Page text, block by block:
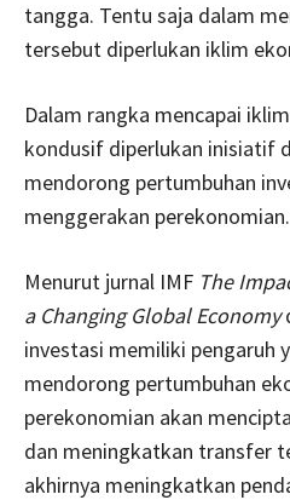
tangga. Tentu saja dalam
tersebut diperlukan iklim
Dalam rangka mencapai
kondusif diperlukan inisiatif
mendorong pertumbuhan
menggerakan perekonomian.
Menurut jurnal IMF The
a Changing Global Economy
investasi memiliki pengaruh
mendorong pertumbuhan
perekonomian akan
dan meningkatkan transfer
akhirnya meningkatkan